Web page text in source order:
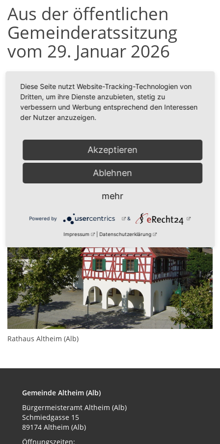
Aus der öffentlichen
Gemeinderatssitzung
vom 29. Januar 2026
Gemeinderatssitzung vom 29. Januar 2026.
Ihre Gemeindeverwaltung
Zugehörige Dateien
zurück
Rathaus Altheim (Alb)
Gemeinde Altheim (Alb)
Bürgermeisteramt Altheim (Alb)
Schmiedgasse 15
89174 Altheim (Alb)
Öffnungszeiten:
Diese Seite nutzt Website-Tracking-Technologien von
Dritten, um ihre Dienste anzubieten, stetig zu
verbessern und Werbung entsprechend den Interessen
der Nutzer anzuzeigen.
Akzeptieren
Ablehnen
mehr
Powered by &
Impressum Datenschutzerklärung